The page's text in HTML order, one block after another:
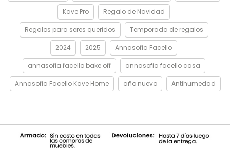
Kave Pro Regalo de Navidad
Regalos para seres queridos Temporada de regalos
2024 2025 Annasofia Facello
annasofia facello bake off annasofia facello casa
Annasofia Facello Kave Home año nuevo Antihumedad